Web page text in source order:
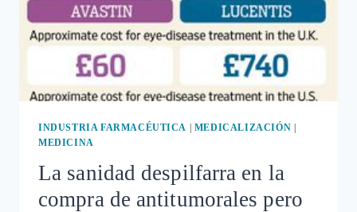
INDUSTRIA FARMACÉUTICA | MEDICALIZACIÓN |
MEDICINA
La sanidad despilfarra en la
compra de antitumorales pero